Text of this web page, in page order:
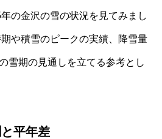
の金沢の雪の状況を見てみまし
や積雪のピークの実績、降雪量
雪期の見通しを立てる参考とし
平年差